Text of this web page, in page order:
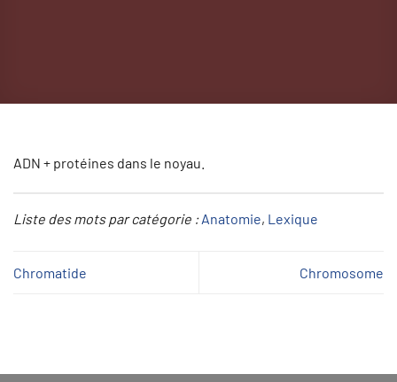
ADN + protéines dans le noyau.
Liste des mots par catégorie : Anatomie, Lexique
Chromatide Chromosome